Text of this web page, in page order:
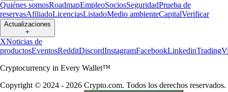
Quiénes somosRoadmapEmpleoSociosSeguridadPrueba de
reservasAfiliadoLicenciasListadoMedio ambienteCapitalVerificar
Actualizaciones
+
XNoticias de
productosEventosRedditDiscordInstagramFacebookLinkedin
Cryptocurrency in Every Wallet™
Copyright © 2024 - 2026 Crypto.com. Todos los derechos reservados.